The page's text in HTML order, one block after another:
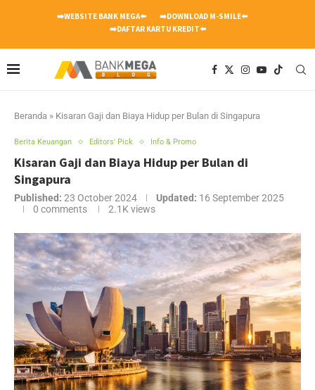
➡️WEBSITE BANK MEGA⬅️
➡️DOWNLOAD M-SMILE⬅️
➡️DAFTAR KARTU KREDIT⬅️
Beranda » Kisaran Gaji dan Biaya Hidup per Bulan di Singapura
Berita Keuangan Editors' Pick Info & Promo
Kisaran Gaji dan Biaya Hidup per Bulan di
Singapura
Published: 23 October 2024 Updated: 16 September 2025
0 comments
2.1K views